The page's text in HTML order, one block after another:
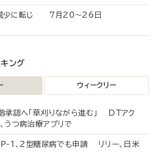
少に転じ 7月20～26日
ング
ウィークリー
承認へ「草刈りながら進む」 DTアク
うつ病治療アプリで
1、2型糖尿病でも申請 リリー、日米